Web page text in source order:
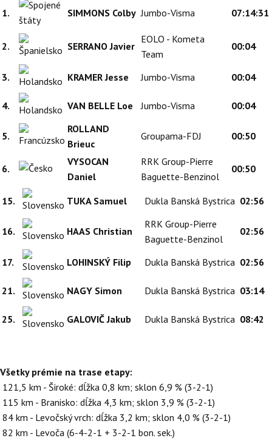
1. SIMMONS Colby Jumbo-Visma 07:14:31
2. SERRANO Javier
EOLO - Kometa
Team
00:04
3. KRAMER Jesse Jumbo-Visma 00:04
4. VAN BELLE Loe Jumbo-Visma 00:04
5.
ROLLAND
Brieuc
Groupama-FDJ 00:50
6.
VYSOCAN
Daniel
RRK Group-Pierre
Baguette-Benzinol
00:50
15. TUKA Samuel Dukla Banská Bystrica 02:56
16. HAAS Christian
RRK Group-Pierre
Baguette-Benzinol
02:56
17. LOHINSKÝ Filip Dukla Banská Bystrica 02:56
21. NAGY Simon Dukla Banská Bystrica 03:14
25. GALOVIČ Jakub Dukla Banská Bystrica 08:42
Všetky prémie na trase etapy:
121,5 km - Široké: dĺžka 0,8 km; sklon 6,9 % (3-2-1)
115 km - Branisko: dĺžka 4,3 km; sklon 3,9 % (3-2-1)
84 km - Levočský vrch: dĺžka 3,2 km; sklon 4,0 % (3-2-1)
82 km - Levoča (6-4-2-1 + 3-2-1 bon. sek.)